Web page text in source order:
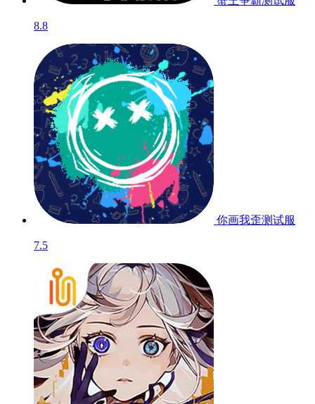
8.8
你画我歪测试服
7.5